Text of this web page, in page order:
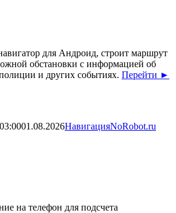
для Андроид, строит маршрут
обстановки с информацией об
и других событиях. Перейти ►
01.08.2026НавигацияNoRobot.ru
на телефон для подсчета